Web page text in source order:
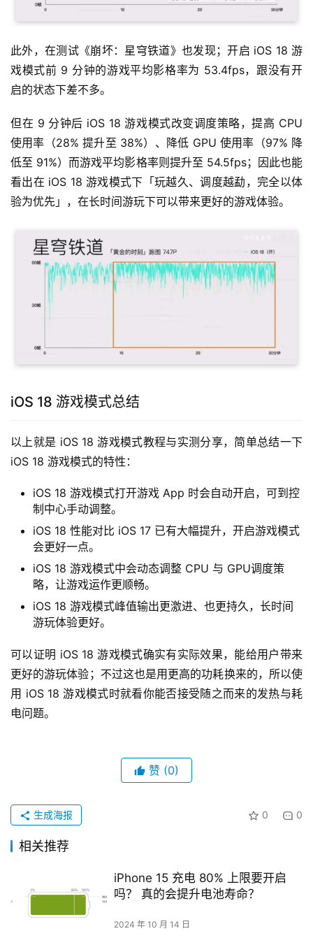
此外，在测试《崩坏：星穹铁道》也发现；开启 iOS 18 游
戏模式前 9 分钟的游戏平均影格率为 53.4fps，跟没有开
启的状态下差不多。
但在 9 分钟后 iOS 18 游戏模式改变调度策略，提高 CPU
使用率（28% 提升至 38%）、降低 GPU 使用率（97% 降
低至 91%）而游戏平均影格率则提升至 54.5fps；因此也能
看出在 iOS 18 游戏模式下「玩越久、调度越勐，完全以体
验为优先」，在长时间游玩下可以带来更好的游戏体验。
iOS 18 游戏模式总结
以上就是 iOS 18 游戏模式教程与实测分享，简单总结一下
iOS 18 游戏模式的特性：
iOS 18 游戏模式打开游戏 App 时会自动开启，可到控
制中心手动调整。
iOS 18 性能对比 iOS 17 已有大幅提升，开启游戏模式
会更好一点。
iOS 18 游戏模式中会动态调整 CPU 与 GPU调度策
略，让游戏运作更顺畅。
iOS 18 游戏模式峰值输出更激进、也更持久，长时间
游玩体验更好。
可以证明 iOS 18 游戏模式确实有实际效果，能给用户带来
更好的游玩体验；不过这也是用更高的功耗换来的，所以使
用 iOS 18 游戏模式时就看你能否接受随之而来的发热与耗
电问题。
赞 (0)
0 0
生成海报
相关推荐
iPhone 15 充电 80% 上限要开启
吗？ 真的会提升电池寿命？
2024 年 10 月 14 日